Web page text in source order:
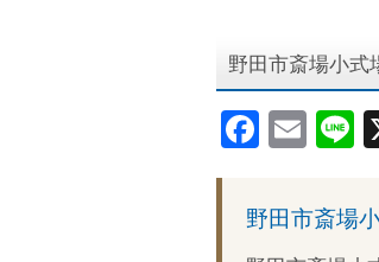
野田市斎場小式
野田市斎場